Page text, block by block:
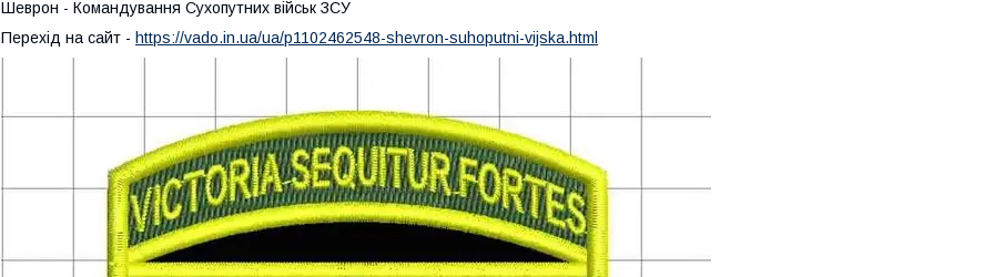
Шеврон - Командування Сухопутних військ ЗСУ
Перехід на сайт - https://vado.in.ua/ua/p1102462548-shevron-suhoputni-vijska.html